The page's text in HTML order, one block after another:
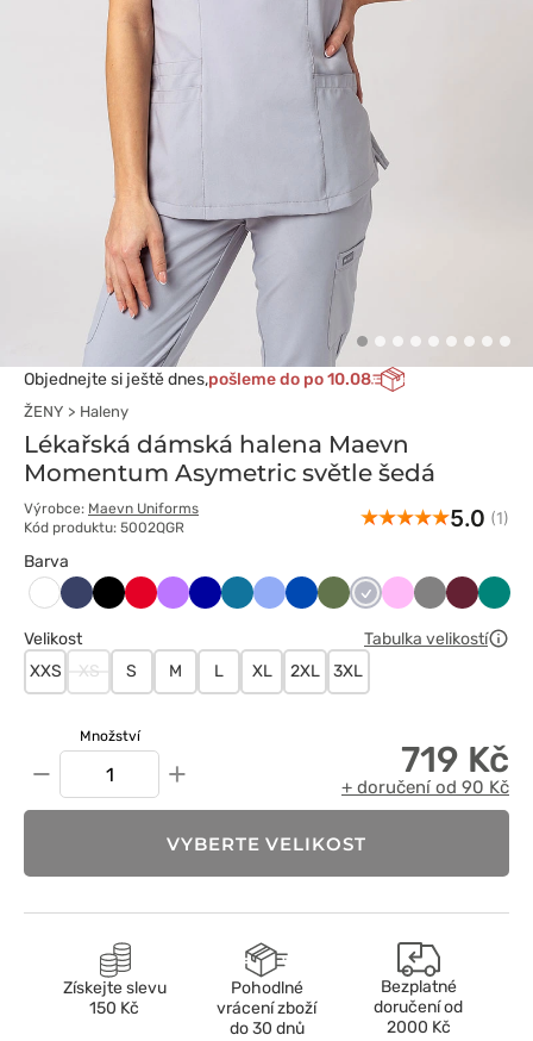
Objednejte si ještě dnes,pošleme do po 10.08
ŽENY Haleny
Lékařská dámská halena Maevn
Momentum Asymetric světle šedá
Výrobce: Maevn Uniforms
Kód produktu: 5002QGR
5.0 (1)
Barva
Biały CiemnyCzarnyCzerwony
FioletowyGranatowy
KaraibskiKlasycznyKrólewski
Oliwkowy
Popielaty
Różowy
Szary Wiśniowy
Velikost
Tabulka velikostí
XXS
XS S M L XL 2XL 3XL
Množství
− + 719 Kč
+ doručení od 90 Kč
VYBERTE VELIKOST
Získejte slevu
150 Kč
Pohodlné
vrácení zboží
do 30 dnů
Bezplatné
doručení od
2000 Kč